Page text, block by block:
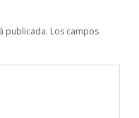
publicada. Los campos